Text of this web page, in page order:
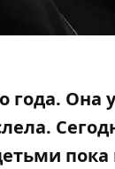
года. Она
пока